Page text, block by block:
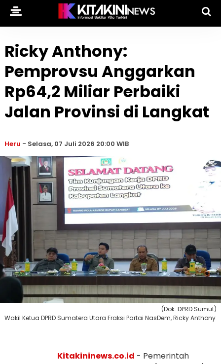
Ricky Anthony:
Pemprovsu Anggarkan
Rp64,2 Miliar Perbaiki
Jalan Provinsi di Langkat
Heru - Selasa, 07 Juli 2026 20:00 WIB
(Dok. DPRD Sumut)
Wakil Ketua DPRD Sumatera Utara Fraksi Partai NasDem, Ricky Anthony
Kitakininews.co.id - Pemerintah